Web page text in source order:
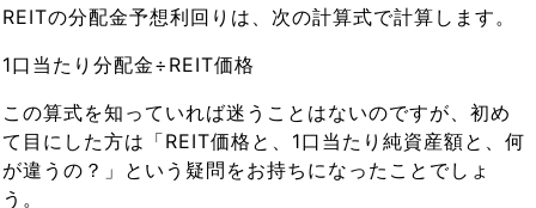
REITの分配金予想利回りは、次の計算式で計算します。
1口当たり分配金÷REIT価格
この算式を知っていれば迷うことはないのですが、初め
て目にした方は「REIT価格と、1口当たり純資産額と、何
が違うの？」という疑問をお持ちになったことでしょ
う。